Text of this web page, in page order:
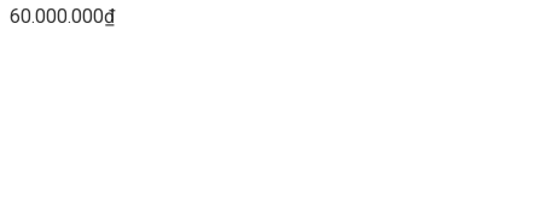
60.000.000₫